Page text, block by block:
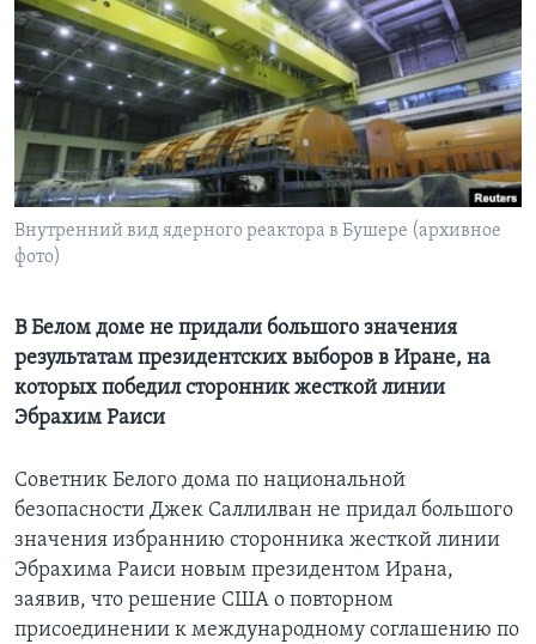
Learning English
СОЦИАЛЬНЫЕ СЕТИ
Внутренний вид ядерного реактора в Бушере (архивное
фото)
В Белом доме не придали большого значения
результатам президентских выборов в Иране, на
которых победил сторонник жесткой линии
Эбрахим Раиси
Советник Белого дома по национальной
безопасности Джек Саллилван не придал большого
значения избраннию сторонника жесткой линии
Эбрахима Раиси новым президентом Ирана,
заявив, что решение США о повторном
присоединении к международному соглашению по